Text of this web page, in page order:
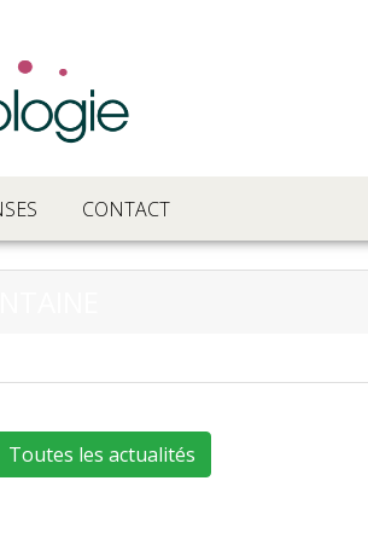
CONTACT
Toutes les actualités